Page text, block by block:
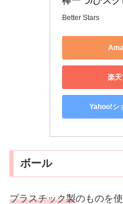
Better Stars
楽
Yahoo!シ
ボール
プラスチック製のものを